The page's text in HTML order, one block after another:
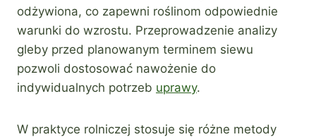
odżywiona, co zapewni roślinom odpowiednie
warunki do wzrostu. Przeprowadzenie analizy
gleby przed planowanym terminem siewu
pozwoli dostosować nawożenie do
indywidualnych potrzeb uprawy.
W praktyce rolniczej stosuje się różne metody